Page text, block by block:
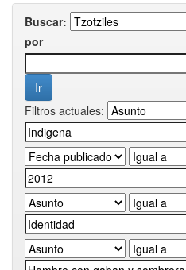
Buscar:
por
Filtros actuales: